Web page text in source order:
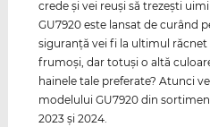
crede şi vei reuşi să trezeşti
GU7920 este lansat de curând
siguranţă vei fi la ultimul răcnet
frumoşi, dar totuşi o altă
hainele tale preferate? Atunci
modelului GU7920 din
2023 şi 2024.